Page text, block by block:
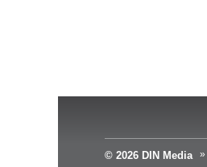
© 2026 DIN Media